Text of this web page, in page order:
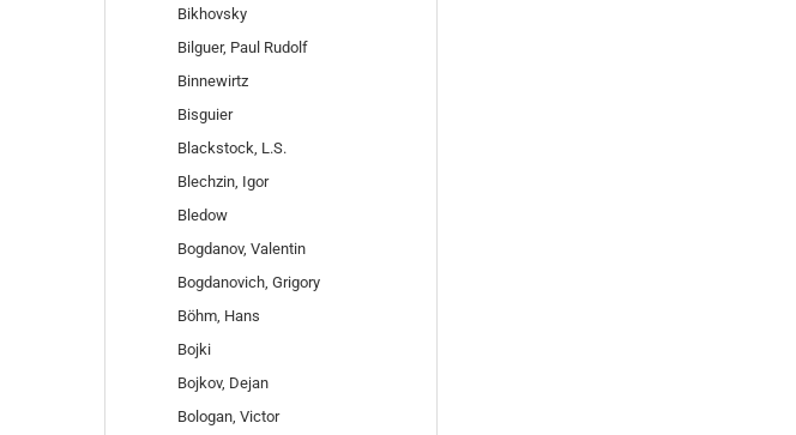
Bikhovsky
Bilguer, Paul Rudolf
Binnewirtz
Bisguier
Blackstock, L.S.
Blechzin, Igor
Bledow
Bogdanov, Valentin
Bogdanovich, Grigory
Böhm, Hans
Bojki
Bojkov, Dejan
Bologan, Victor